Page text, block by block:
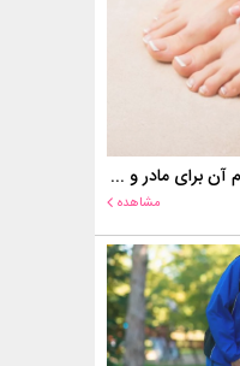
کاشت ناخن در بارداری؛ آیا انجام آن برای مادر و جنین خطر دارد؟
مشاهده